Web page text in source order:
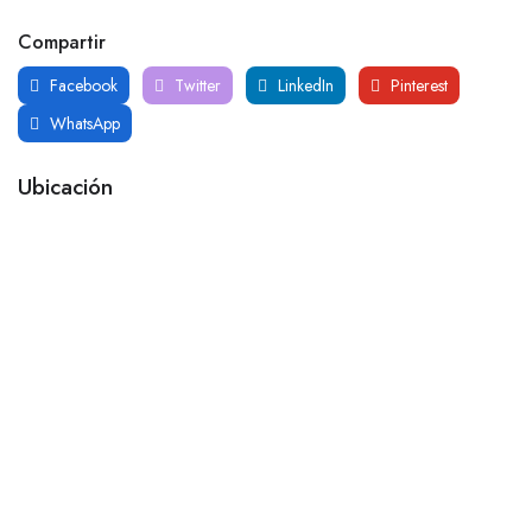
Compartir
Facebook Twitter LinkedIn
Pinterest
WhatsApp
Ubicación